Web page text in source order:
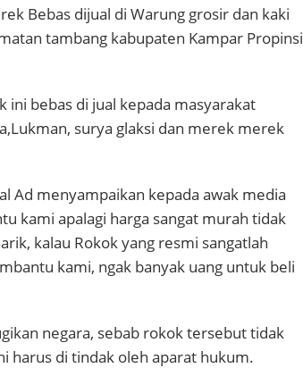
Bebas dijual di Warung grosir dan kaki
tambang kabupaten Kampar Propinsi
ini bebas di jual kepada masyarakat
surya glaksi dan merek merek
Ad menyampaikan kepada awak media
kami apalagi harga sangat murah tidak
kalau Rokok yang resmi sangatlah
kami, ngak banyak uang untuk beli
negara, sebab rokok tersebut tidak
harus di tindak oleh aparat hukum.